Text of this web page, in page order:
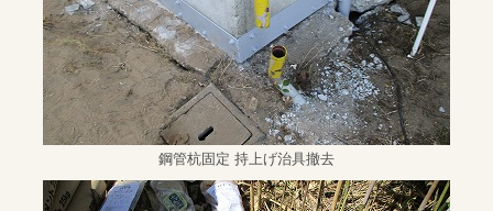
鋼管杭固定 持上げ治具撤去